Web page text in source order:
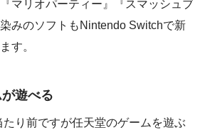
マリオパーティー』『スマッシュブ
みのソフトもNintendo Switchで新
す。
遊べる
り前ですが任天堂のゲームを遊ぶ